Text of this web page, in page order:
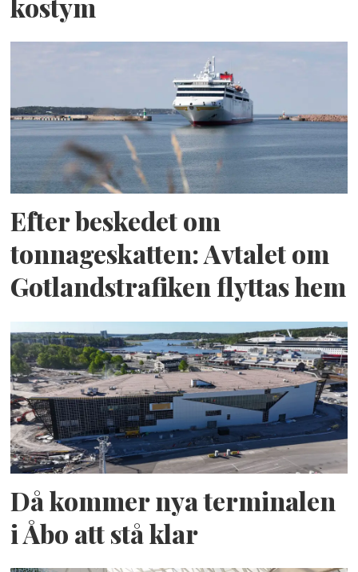
kostym
Efter beskedet om
tonnageskatten: Avtalet om
Gotlandstrafiken flyttas hem
Då kommer nya terminalen
i Åbo att stå klar